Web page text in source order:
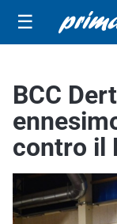
☰
BCC
contro il